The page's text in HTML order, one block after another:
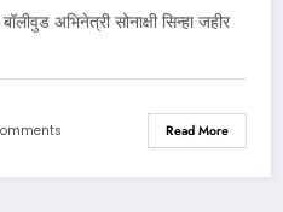
अभिनेत्री सोनाक्षी सिन्हा जहीर
Read More